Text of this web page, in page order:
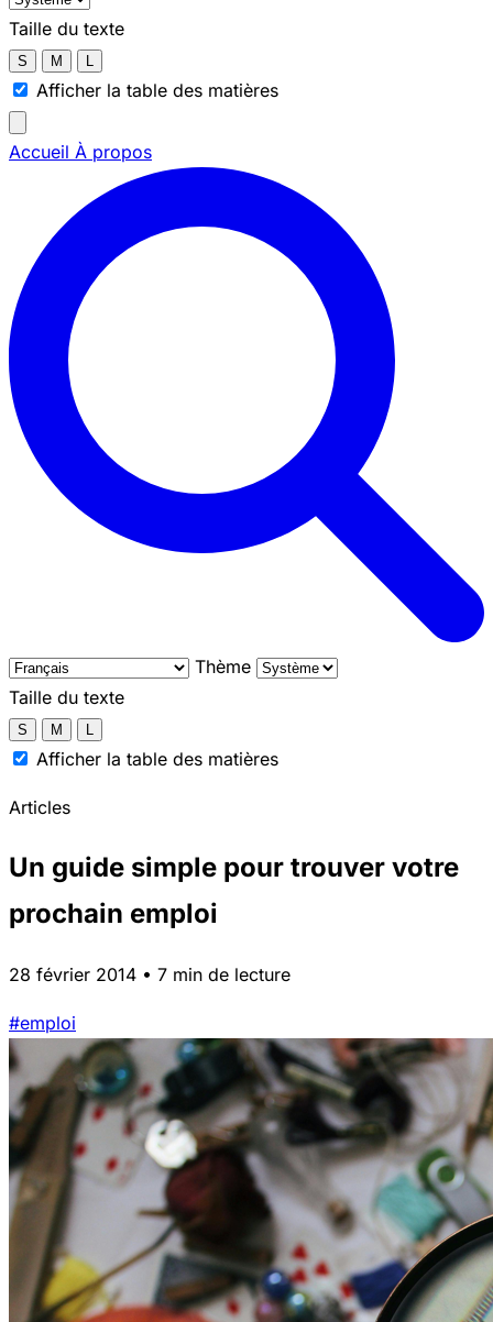
Taille du texte
S M L
Afficher la table des matières
Accueil À propos
Thème
Taille du texte
S M L
Afficher la table des matières
Articles
Un guide simple pour trouver votre
prochain emploi
28 février 2014 • 7 min de lecture
#emploi